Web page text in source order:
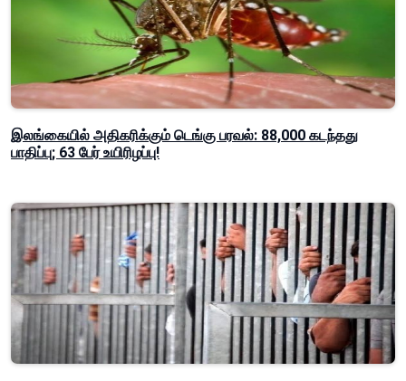
இலங்கையில் அதிகரிக்கும் டெங்கு பரவல்: 88,000 கடந்தது
பாதிப்பு; 63 பேர் உயிரிழப்பு!